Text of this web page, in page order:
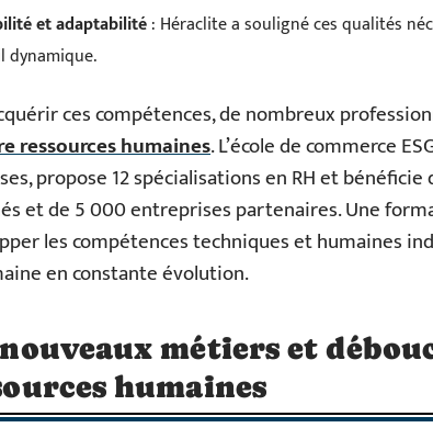
et adaptabilité: Héraclite a souligné ces qualités
dynamique.
ces compétences, de nombreux
ressources humaines. L’école de commerce
propose 12 spécialisations en RH et
et de 5 000 entreprises partenaires. Une
les compétences techniques et humaines
en constante évolution.
métiers et
humaines